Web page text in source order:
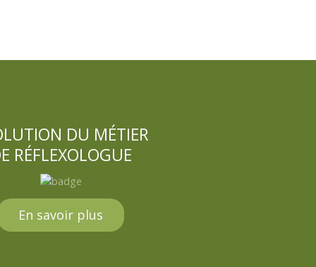
DU MÉTIER
RÉFLEXOLOGUE
En savoir plus